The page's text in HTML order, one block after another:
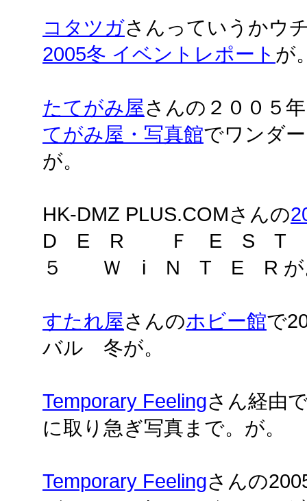
コタツガさんっていうかウ
2005冬 イベントレポート が
たてがみ屋さんの２００５
てがみ屋・写真館でワンダ
が。
HK-DMZ PLUS.COMさんの
D E R Ｆ E S T
５ Ｗ i N T E R が
すたれ屋さんのホビー館で
バル 冬が。
Temporary Feelingさん経由
に取り急ぎ写真まで。が。
Temporary Feelingさんの